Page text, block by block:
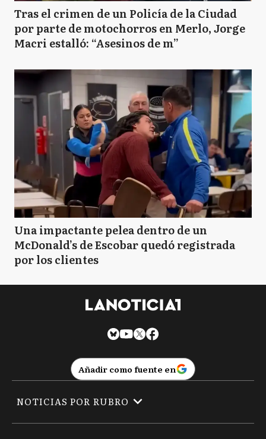
Tras el crimen de un Policía de la Ciudad
por parte de motochorros en Merlo, Jorge
Macri estalló: “Asesinos de m”
Una impactante pelea dentro de un
McDonald’s de Escobar quedó registrada
por los clientes
Añadir como fuente en
NOTICIAS POR RUBRO